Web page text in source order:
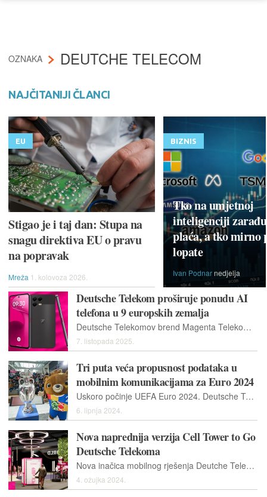
OZNAKA DEUTCHE TELECOM
NAJČITANIJI ČLANCI
EU
Stigao je i taj dan: Stupa na
snagu direktiva EU o pravu
na popravak
Mreža 1. kolovoza 2026.
BIZNIS
Tko na umjetnoj
inteligenciji
plaća, a tko mirno
lopate
Ivan Podnarnedjelja
Deutsche Telekom proširuje ponudu AI
telefona u 9 europskih zemalja
Deutsche Telekomov brend Magenta Telekom nudit će svoj AI-Phone Pro od 14. listopada u devet europskih zemalja pod nazivom T-Phone 3 Pro
7. listopada 2025.
Tri puta veća propusnost podataka u
mobilnim komunikacijama za Euro 2024
Uskoro počinje UEFA Euro 2024. Deutsche Telekom oprema njemačke nogometne stadione na kojima će se igrati utakmice Europskog nogometnog prvenstva novom vrhunskom tehnologijom
6. lipnja 2024.
Nova naprednija verzija Cell Tower to Go
Deutsche Telekoma
Nova inačica mobilnog rješenja Deutche Telekoma Cell Tower to Go, predstavljena na ovogodišnjem MWC u Barceloni, nudi poboljšani kapacitet, na primjer na velikom gradilištu ili na velikom događaju
4. ožujka 2024.